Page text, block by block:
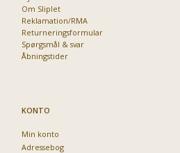
Om Sliplet
Reklamation/RMA
Returneringsformular
Spørgsmål & svar
Åbningstider
KONTO
Min konto
Adressebog